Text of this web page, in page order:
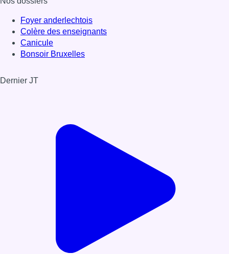
Foyer anderlechtois
Colère des enseignants
Canicule
Bonsoir Bruxelles
Dernier JT